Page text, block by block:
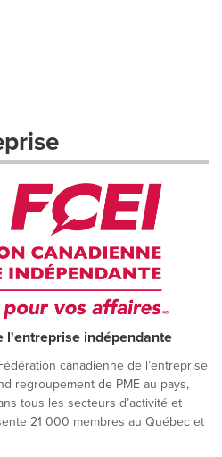
l'entreprise indépendante
canadienne de l’entreprise
regroupement de PME au pays,
tous les secteurs d’activité et
21 000 membres au Québec et